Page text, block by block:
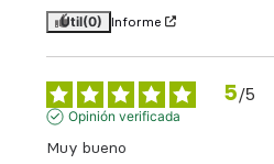
Útil(0) Informe
5/5
Opinión verificada
Muy bueno